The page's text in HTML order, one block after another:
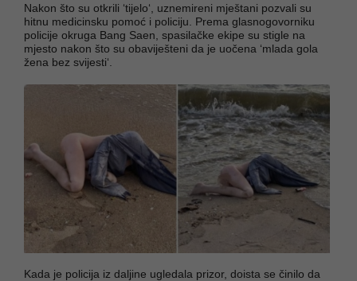
Nakon što su otkrili ‘tijelo‘, uznemireni mještani pozvali su
hitnu medicinsku pomoć i policiju. Prema glasnogovorniku
policije okruga Bang Saen, spasilačke ekipe su stigle na
mjesto nakon što su obaviješteni da je uočena ‘mlada gola
žena bez svijesti‘.
Kada je policija iz daljine ugledala prizor, doista se činilo da